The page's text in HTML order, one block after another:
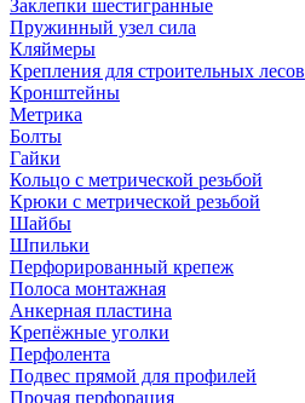
Заклепки шестигранные
Пружинный узел сила
Кляймеры
Крепления для строительных лесов
Кронштейны
Метрика
Болты
Гайки
Кольцо с метрической резьбой
Крюки с метрической резьбой
Шайбы
Шпильки
Перфорированный крепеж
Полоса монтажная
Анкерная пластина
Крепёжные уголки
Перфолента
Подвес прямой для профилей
Прочая перфорация